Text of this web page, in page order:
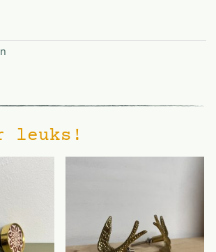
leuks!